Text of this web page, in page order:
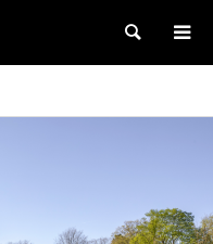
検索